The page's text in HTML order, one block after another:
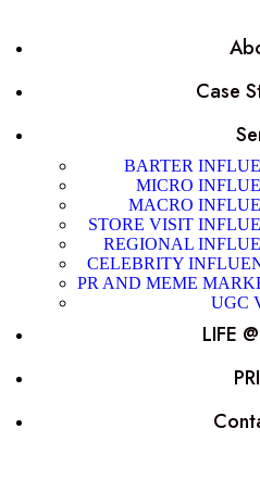
Case
BARTER
MICRO
MACRO
STORE VISIT
REGIONAL
CELEBRITY
PR AND MEME
UGC
LIFE